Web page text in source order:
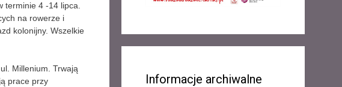
terminie 4 -14 lipca.
na rowerze i
kolonijny. Wszelkie
Millenium. Trwają
prace przy
Informacje archiwalne